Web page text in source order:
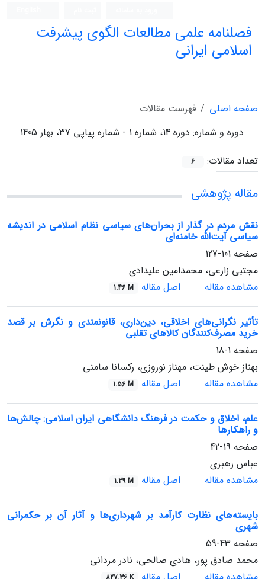
فصلنامه علمی مطالعات الگوی پیشرفت
اسلامی ایرانی
صفحه اصلی
فهرست مقالات
دوره و شماره: دوره 14، شماره 1 - شماره پیاپی 37، بهار 1405
تعداد مقالات:
6
مقاله پژوهشی
نقش مردم در گذار از بحران‌های سیاسی نظام اسلامی در اندیشه
سیاسی آیت‌الله خامنه‌ای
صفحه 101-127
مجتبی زارعی، محمدامین علیدادی
مشاهده مقاله
اصل مقاله 1.46 M
تأثیر نگرانی‌های اخلاقی، دین‌داری، قانونمندی و نگرش بر قصد
خرید مصرف‌کنندگان کالاهای تقلبی
صفحه 1-18
بهناز خوش طینت، مهناز نوروزی، رکسانا سامنی
مشاهده مقاله
اصل مقاله 1.56 M
علم، اخلاق و حکمت در فرهنگ دانشگاهی ایران اسلامی: چالش‌ها
و راهکارها
صفحه 19-42
عباس رهبری
مشاهده مقاله
اصل مقاله 1.39 M
بایسته‌های نظارت کارآمد بر شهرداری‌ها و آثار آن بر حکمرانی
شهری
صفحه 43-59
محمد صادق پور، هادی صالحی، نادر مردانی